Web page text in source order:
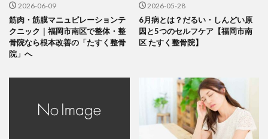
2026-06-09
筋肉・筋膜マニュピレーションテ
クニック｜福岡市南区で整体・整
骨院なら根本改善の「たすく整骨
院」へ
2026-05-28
6月病とは？だるい・しんどい原
因と5つのセルフケア【福岡市南
区 たすく整骨院】